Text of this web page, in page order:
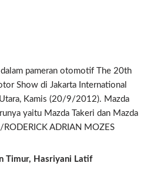
pameran otomotif The 20th
Show di Jakarta International
Kamis (20/9/2012). Mazda
yaitu Mazda Takeri dan Mazda
ADRIAN MOZES
Timur, Hasriyani Latif